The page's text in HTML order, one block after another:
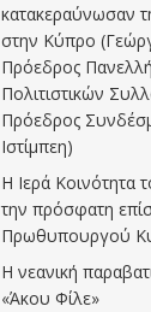
κατακεραύνωσαν
στην Κύπρο
Πρόεδρος
Πολιτιστικών
Πρόεδρος
Ιστίμπεη)
Η Ιερά Κοινότητα
την πρόσφατη
Πρωθυπουργού
Η νεανική
«Άκου Φίλε»